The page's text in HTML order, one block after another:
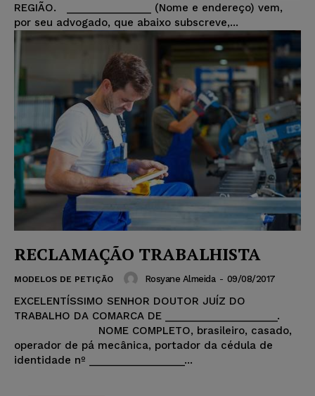
REGIÃO. _______________ (Nome e endereço) vem,
por seu advogado, que abaixo subscreve,...
RECLAMAÇÃO TRABALHISTA
MODELOS DE PETIÇÃO Rosyane Almeida - 09/08/2017
EXCELENTÍSSIMO SENHOR DOUTOR JUÍZ DO
TRABALHO DA COMARCA DE ____________________.
operador de pá mecânica, portador da cédula de
identidade nº _________________...